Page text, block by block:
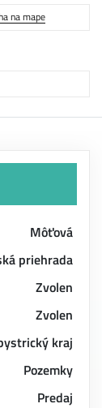
na mape
Môťová
priehrada
Zvolen
Zvolen
kraj
Pozemky
Predaj